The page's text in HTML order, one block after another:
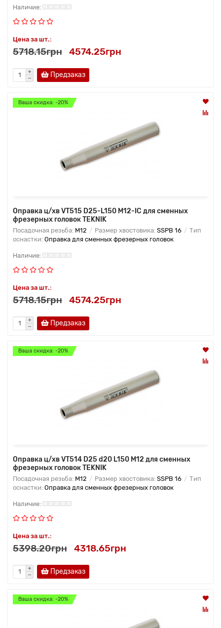
Цена за шт.:
5718.15грн 4574.25грн
Предзаказ
Ваша скидка: -20%
Оправка ц/хв VT515 D25-L150 M12-IC для сменных
фрезерных головок TEKNIK
Посадочная резьба: M12 Размер хвостовика: SSPB 16
Тип
оснастки: Оправка для сменных фрезерных головок
Цена за шт.:
5718.15грн 4574.25грн
Предзаказ
Ваша скидка: -20%
Оправка ц/хв VT514 D25 d20 L150 M12 для сменных
фрезерных головок TEKNIK
Посадочная резьба: M12 Размер хвостовика: SSPB 16
Тип
оснастки: Оправка для сменных фрезерных головок
Цена за шт.:
5398.20грн 4318.65грн
Предзаказ
Ваша скидка: -20%